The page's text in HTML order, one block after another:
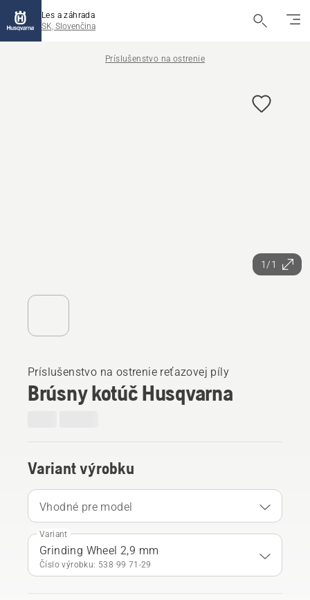
Les a záhrada
SK, Slovenčina
Príslušenstvo na ostrenie
1/1
Príslušenstvo na ostrenie reťazovej píly
Brúsny kotúč Husqvarna
Variant výrobku
Vhodné pre model
Variant
Grinding Wheel 2,9 mm
Číslo výrobku: 538 99 71‑29